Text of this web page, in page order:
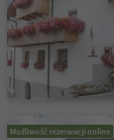
Możliwość rezerwacji online